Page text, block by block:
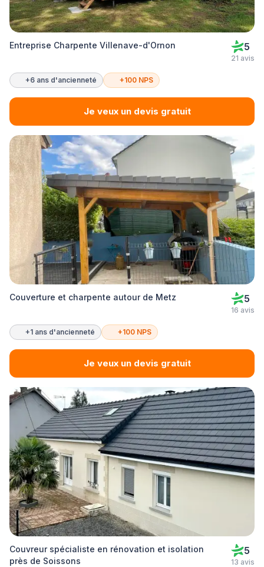
Entreprise Charpente Villenave-d'Ornon 5
21 avis
+6 ans d'ancienneté +100 NPS
Je veux un devis gratuit
Couverture et charpente autour de Metz 5
16 avis
+1 ans d'ancienneté +100 NPS
Je veux un devis gratuit
Couvreur spécialiste en rénovation et isolation
près de Soissons
5
13 avis